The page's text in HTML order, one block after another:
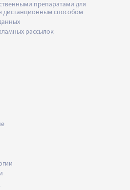
препаратами для
дистанционным способом
рассылок